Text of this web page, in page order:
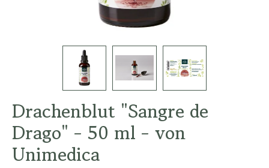
Drachenblut "Sangre de
Drago" - 50 ml - von
Unimedica